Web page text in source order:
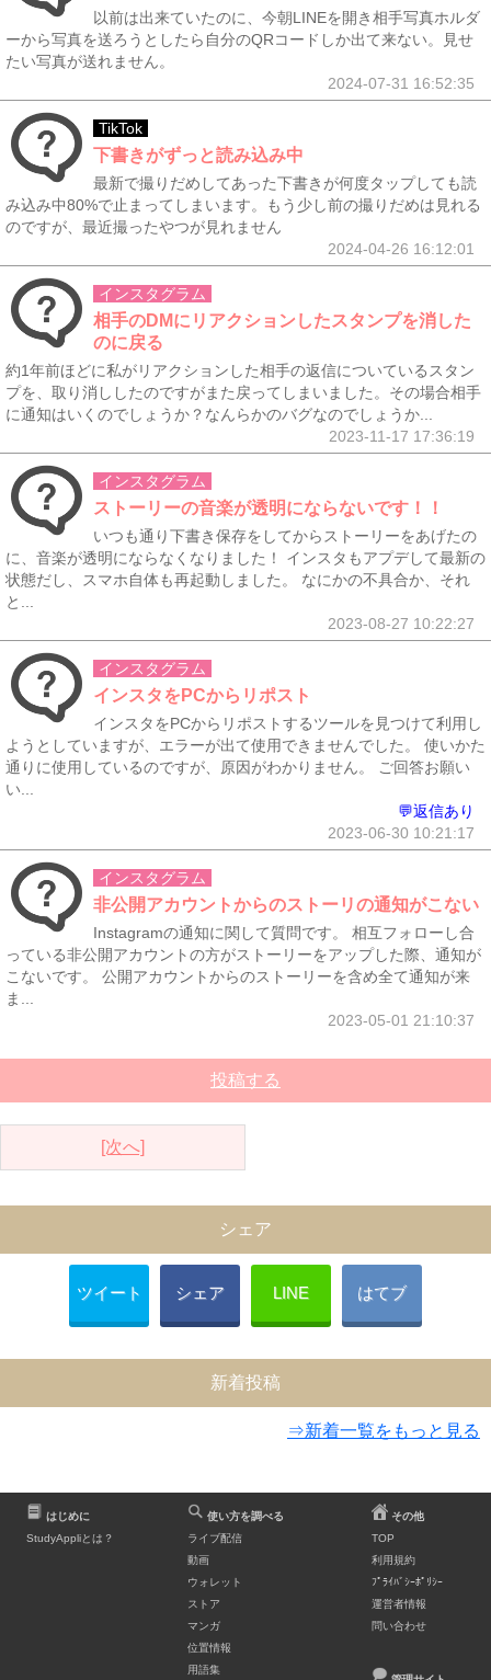
以前は出来ていたのに、今朝LINEを開き相手写真ホルダ
ーから写真を送ろうとしたら自分のQRコードしか出て来ない。見せ
たい写真が送れません。
2024-07-31 16:52:35
TikTok
下書きがずっと読み込み中
最新で撮りだめしてあった下書きが何度タップしても読
み込み中80%で止まってしまいます。もう少し前の撮りだめは見れる
のですが、最近撮ったやつが見れません
2024-04-26 16:12:01
インスタグラム
相手のDMにリアクションしたスタンプを消した
のに戻る
約1年前ほどに私がリアクションした相手の返信についているスタン
プを、取り消ししたのですがまた戻ってしまいました。その場合相手
に通知はいくのでしょうか？なんらかのバグなのでしょうか...
2023-11-17 17:36:19
インスタグラム
ストーリーの音楽が透明にならないです！！
いつも通り下書き保存をしてからストーリーをあげたの
に、音楽が透明にならなくなりました！ インスタもアプデして最新の
状態だし、スマホ自体も再起動しました。 なにかの不具合か、それ
と...
2023-08-27 10:22:27
インスタグラム
インスタをPCからリポスト
インスタをPCからリポストするツールを見つけて利用し
ようとしていますが、エラーが出て使用できませんでした。 使いかた
通りに使用しているのですが、原因がわかりません。 ご回答お願い
い...
💬返信あり
2023-06-30 10:21:17
インスタグラム
非公開アカウントからのストーリの通知がこない
Instagramの通知に関して質問です。 相互フォローし合
っている非公開アカウントの方がストーリーをアップした際、通知が
こないです。 公開アカウントからのストーリーを含め全て通知が来
ま...
2023-05-01 21:10:37
投稿する
[次へ]
シェア
ツイート シェア LINE はてブ
新着投稿
⇒新着一覧をもっと見る
はじめに
StudyAppliとは？
使い方を調べる
ライブ配信
動画
ウォレット
ストア
マンガ
位置情報
用語集
その他
TOP
利用規約
ﾌﾟﾗｲﾊﾞｼｰﾎﾟﾘｼｰ
運営者情報
問い合わせ